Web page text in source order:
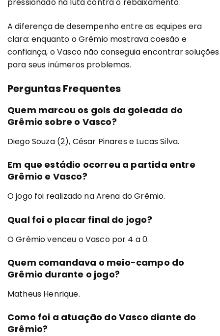
pressionado na luta contra o rebaixamento.
A diferença de desempenho entre as equipes era
clara: enquanto o Grêmio mostrava coesão e
confiança, o Vasco não conseguia encontrar soluções
para seus inúmeros problemas.
Perguntas Frequentes
Quem marcou os gols da goleada do
Grêmio sobre o Vasco?
Diego Souza (2), César Pinares e Lucas Silva.
Em que estádio ocorreu a partida entre
Grêmio e Vasco?
O jogo foi realizado na Arena do Grêmio.
Qual foi o placar final do jogo?
O Grêmio venceu o Vasco por 4 a 0.
Quem comandava o meio-campo do
Grêmio durante o jogo?
Matheus Henrique.
Como foi a atuação do Vasco diante do
Grêmio?